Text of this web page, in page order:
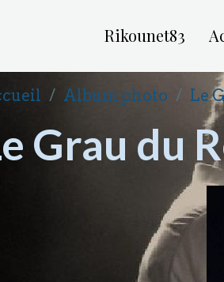
Rikounet83
Album photo Le
Grau du